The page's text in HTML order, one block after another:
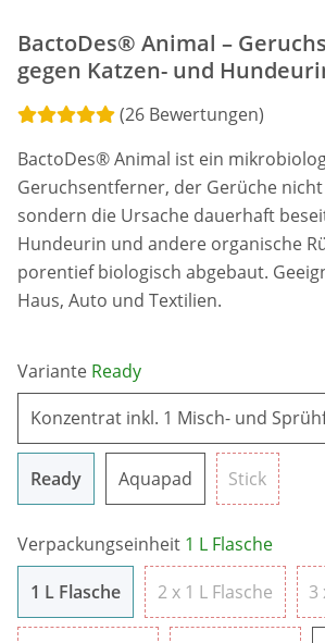
BactoDes® Animal –
gegen Katzen- und
(26 Bewertungen)
BactoDes® Animal ist ein
Geruchsentferner, der Gerüche
sondern die Ursache dauerhaft
Hundeurin und andere organische
porentief biologisch abgebaut.
Haus, Auto und Textilien.
Variante Ready
Konzentrat inkl. 1 Misch- und
ReadyReadyAquapadAquapad
StickStick
Verpackungseinheit 1 L Flasche
1 L Flasche1 L Flasche2 x 1 L Flasche2 x 13